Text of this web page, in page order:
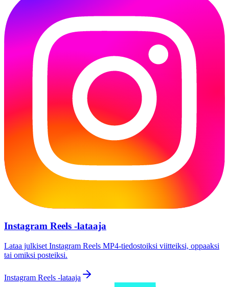
Instagram Reels -lataaja
Lataa julkiset Instagram Reels MP4-tiedostoiksi viitteiksi, oppaaksi
tai omiksi posteiksi.
Instagram Reels -lataaja